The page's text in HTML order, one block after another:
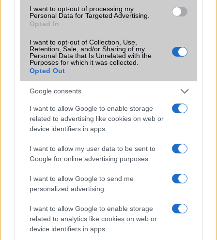
I want to opt-out of processing my
Personal Data for Targeted Advertising.
Opted In
I want to opt-out of Collection, Use,
Retention, Sale, and/or Sharing of my
Personal Data that Is Unrelated with the
Purposes for which it was collected.
Opted Out
Google consents
I want to allow Google to enable storage
related to advertising like cookies on web or
device identifiers in apps.
I want to allow my user data to be sent to
Google for online advertising purposes.
I want to allow Google to send me
personalized advertising.
I want to allow Google to enable storage
related to analytics like cookies on web or
device identifiers in apps.
EGYÉB
SIM típus eSIM
SIM-ek száma
Flight mode
Terület Globális
Funkciók
120Hz, HDR10+, 1300 nits
Brand
Ultra - a legteljesebb
felszereltségû és
Védelem
SAR
1,58
N/A = Nincs adat. Legutóbbi frissítés: 2026-07-13 19:00:00